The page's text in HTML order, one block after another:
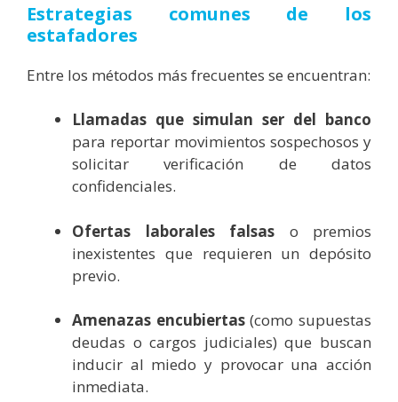
Estrategias comunes de los
estafadores
Entre los métodos más frecuentes se encuentran:
Llamadas que simulan ser del banco
para reportar movimientos sospechosos y
solicitar verificación de datos
confidenciales.
Ofertas laborales falsas o premios
inexistentes que requieren un depósito
previo.
Amenazas encubiertas(como supuestas
deudas o cargos judiciales) que buscan
inducir al miedo y provocar una acción
inmediata.